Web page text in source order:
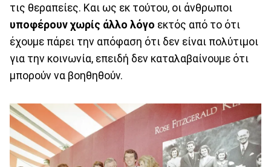
τις θεραπείες. Και ως εκ τούτου, οι άνθρωποι
υποφέρουν χωρίς άλλο λόγο εκτός από το ότι
έχουμε πάρει την απόφαση ότι δεν είναι πολύτιμοι
για την κοινωνία, επειδή δεν καταλαβαίνουμε ότι
μπορούν να βοηθηθούν.